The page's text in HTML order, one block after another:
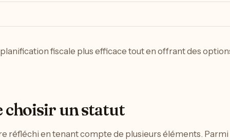
fiscale plus efficace tout en offrant des
choisir un statut
réfléchi en tenant compte de plusieurs éléments.